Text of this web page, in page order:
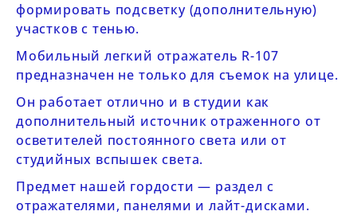
формировать подсветку (дополнительную)
участков с тенью.
Мобильный легкий отражатель R-107
предназначен не только для съемок на улице.
Он работает отлично и в студии как
дополнительный источник отраженного от
осветителей постоянного света или от
студийных вспышек света.
Предмет нашей гордости — раздел с
отражателями, панелями и лайт-дисками.